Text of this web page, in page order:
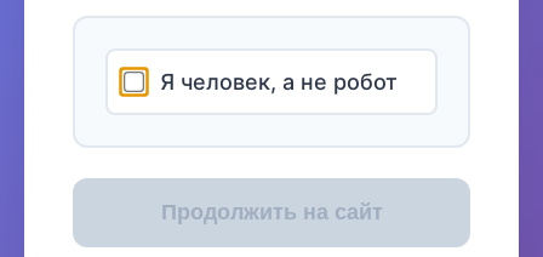
Я человек, а не робот
Продолжить на сайт